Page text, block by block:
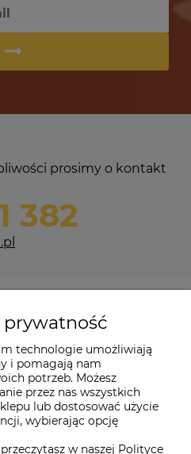
prosimy o kontakt
382
prywatność
technologie umożliwiają
i pomagają nam
potrzeb. Możesz
przez nas wszystkich
lub dostosować użycie
wybierając opcję
w naszej Polityce